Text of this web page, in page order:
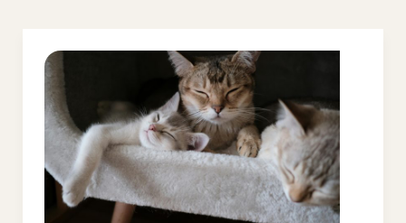
Što
je
sve
potrebno
mačića
mačku